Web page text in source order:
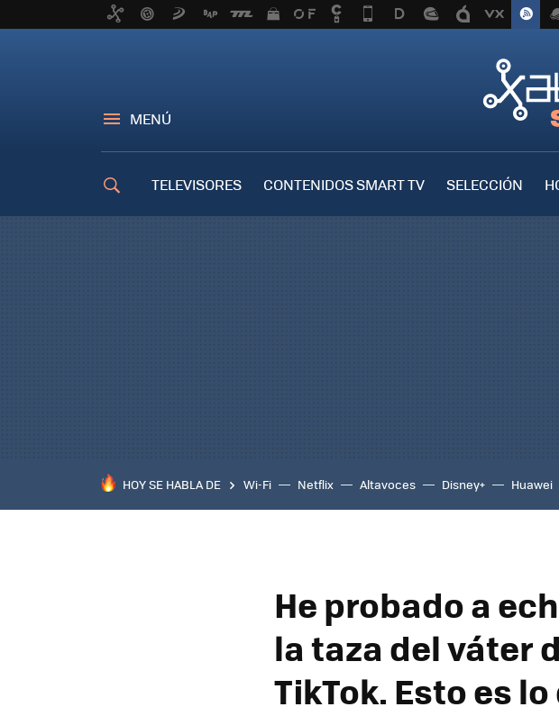
MENÚ
TELEVISORES CONTENIDOS SMART TV SELECCIÓN
HOY SE HABLA DE Wi-Fi Netflix Altavoces Disney+ Huawei
He probado a
la taza del váter
TikTok. Esto es